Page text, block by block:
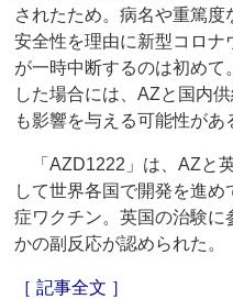
されたため。病名や重篤度
安全性を理由に新型コロナ
が一時中断するのは初めて
した場合には、AZと国内
も影響を与える可能性があ
「AZD1222」は、AZと
して世界各国で開発を進
症ワクチン。英国の治験に
かの副反応が認められた。
［ 記事全文 ］